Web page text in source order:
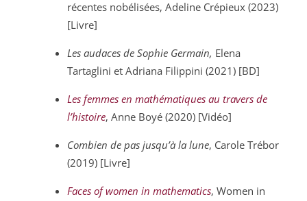
récentes nobélisées, Adeline Crépieux (2023)
[Livre]
Les audaces de Sophie Germain, Elena
Tartaglini et Adriana Filippini (2021) [BD]
Les femmes en mathématiques au travers de
l’histoire, Anne Boyé (2020) [Vidéo]
Combien de pas jusqu’à la lune, Carole Trébor
(2019) [Livre]
Faces of women in mathematics, Women in